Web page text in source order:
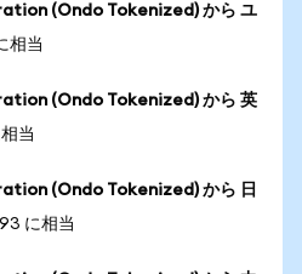
(Ondo Tokenized) から ユ
相当
(Ondo Tokenized) から 英
当
(Ondo Tokenized) から 日
に相当